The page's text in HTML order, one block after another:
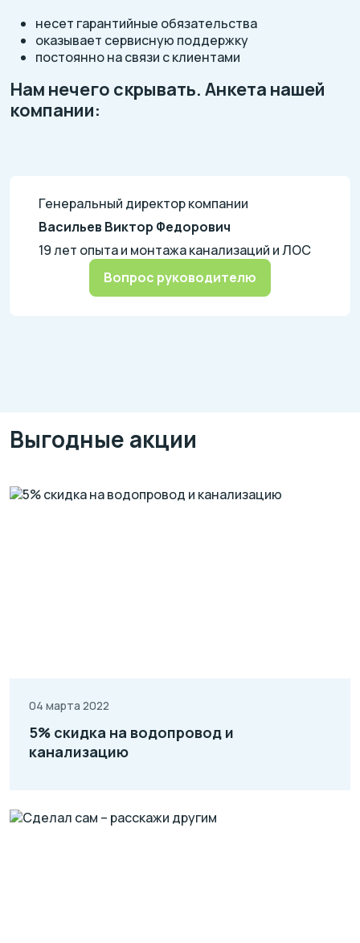
несет гарантийные обязательства
оказывает сервисную поддержку
постоянно на связи с клиентами
Нам нечего скрывать. Анкета нашей
компании:
Генеральный директор компании
Васильев Виктор Федорович
19 лет опыта и монтажа канализаций и ЛОС
Вопрос руководителю
Выгодные акции
04 марта 2022
5% скидка на водопровод и
канализацию